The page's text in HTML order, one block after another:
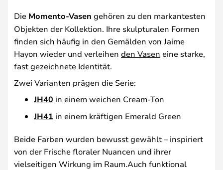
Die Momento-Vasen gehören zu den markantesten
Objekten der Kollektion. Ihre skulpturalen Formen
finden sich häufig in den Gemälden von Jaime
Hayon wieder und verleihen den Vasen eine starke,
fast gezeichnete Identität.
Zwei Varianten prägen die Serie:
JH40 in einem weichen Cream-Ton
JH41 in einem kräftigen Emerald Green
Beide Farben wurden bewusst gewählt – inspiriert
von der Frische floraler Nuancen und ihrer
vielseitigen Wirkung im Raum.Auch funktional